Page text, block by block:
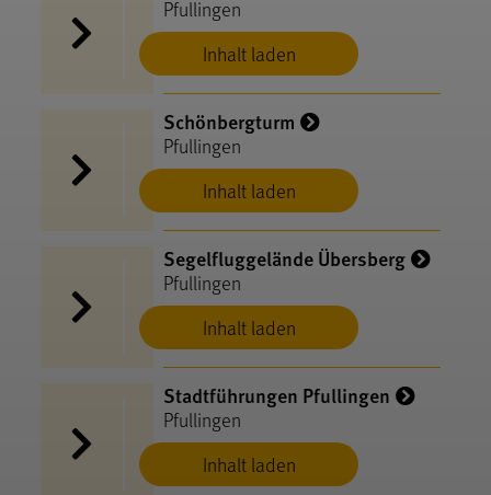
Inhalt laden
Pfullingen
Inhalt laden
Schönbergturm
Pfullingen
Inhalt laden
Segelfluggelände Übersberg
Pfullingen
Inhalt laden
Stadtführungen Pfullingen
Pfullingen